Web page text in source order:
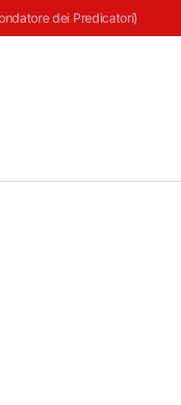
dei Predicatori)